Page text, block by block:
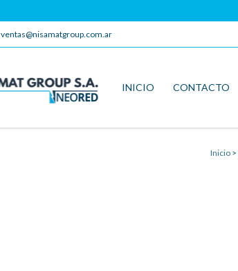
ventas@nisamatgroup.com.ar
INICIO CONTACTO
Inicio >